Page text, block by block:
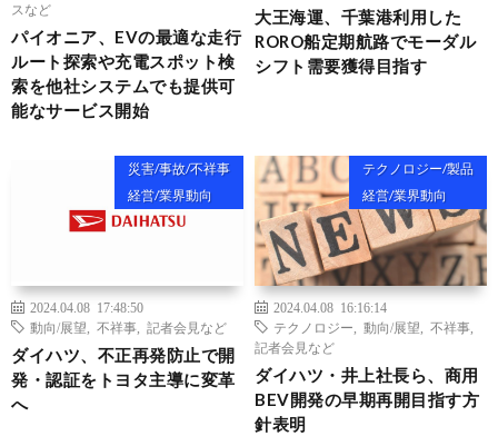
スなど
パイオニア、EVの最適な走行
ルート探索や充電スポット検
索を他社システムでも提供可
能なサービス開始
大王海運、千葉港利用した
RORO船定期航路でモーダル
シフト需要獲得目指す
災害/事故/不祥事
経営/業界動向
2024.04.08 17:48:50
動向/展望
不祥事 記者会見など
ダイハツ、不正再発防止で開
発・認証をトヨタ主導に変革
へ
テクノロジー/製品
経営/業界動向
2024.04.08 16:16:14
テクノロジー
動向/展望 不祥事
記者会見など
ダイハツ・井上社長ら、商用
BEV開発の早期再開目指す方
針表明